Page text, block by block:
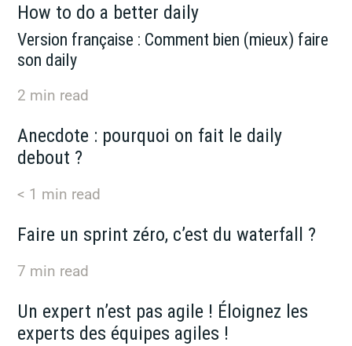
How to do a better daily
Version française : Comment bien (mieux) faire
son daily
2 min read
Anecdote : pourquoi on fait le daily
debout ?
< 1 min read
Faire un sprint zéro, c’est du waterfall ?
7 min read
Un expert n’est pas agile ! Éloignez les
experts des équipes agiles !